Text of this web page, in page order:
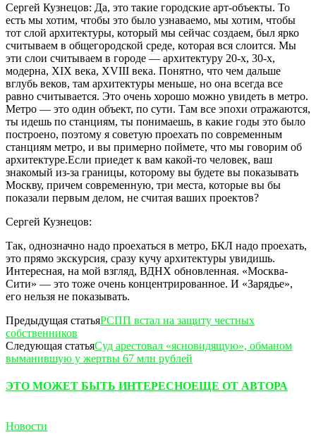
Сергей Кузнецов: Да, это такие городские арт-объекты. То
есть мы хотим, чтобы это было узнаваемо, мы хотим, чтобы
тот слой архитектуры, который мы сейчас создаем, был ярко
считываем в общегородской среде, которая вся слоится. Мы
эти слои считываем в городе — архитектуру 20-х, 30-х,
модерна, XIX века, XVIII века. Понятно, что чем дальше
вглубь веков, там архитектуры меньше, но она всегда все
равно считывается. Это очень хорошо можно увидеть в метро.
Метро — это один объект, по сути. Там все эпохи отражаются,
ты идешь по станциям, ты понимаешь, в какие годы это было
построено, поэтому я советую проехать по современным
станциям метро, и вы примерно поймете, что мы говорим об
архитектуре.Если приедет к вам какой-то человек, ваш
знакомый из-за границы, которому вы будете вы показывать
Москву, причем современную, три места, которые вы бы
показали первым делом, не считая ваших проектов?
Сергей Кузнецов:
Так, однозначно надо проехаться в метро, БКЛ надо проехать,
это прямо экскурсия, сразу кучу архитектуры увидишь.
Интересная, на мой взгляд, ВДНХ обновленная. «Москва-
Сити» — это тоже очень концентрированное. И «Зарядье»,
его нельзя не показывать.
Предыдущая статьяРСПП встал на защиту честных
собственников
Следующая статьяСуд арестовал «ясновидящую», обманом
выманившую у жертвы 67 млн рублей
ЭТО МОЖЕТ БЫТЬ ИНТЕРЕСНОЕЩЕ ОТ АВТОРА
Новости